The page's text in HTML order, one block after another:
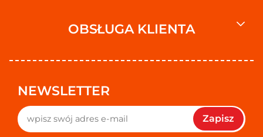
OBSŁUGA KLIENTA
NEWSLETTER
Zapisz